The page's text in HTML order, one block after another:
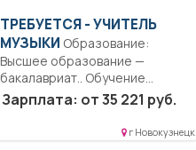
ТРЕБУЕТСЯ - УЧИТЕЛЬ
МУЗЫКИ
Высшее образование —
бакалавриат.. Обучение
методам понимания
сообщения:...
Зарплата: от 35 221 руб.
г Новокузнецк